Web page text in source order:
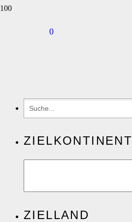
0
ZIELKONTINENT
ZIELLAND